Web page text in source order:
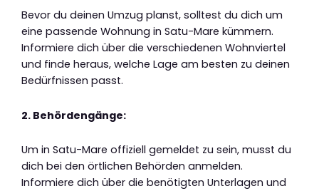
Bevor du deinen Umzug planst, solltest du dich um
eine passende Wohnung in Satu-Mare kümmern.
Informiere dich über die verschiedenen Wohnviertel
und finde heraus, welche Lage am besten zu deinen
Bedürfnissen passt.
2. Behördengänge:
Um in Satu-Mare offiziell gemeldet zu sein, musst du
dich bei den örtlichen Behörden anmelden.
Informiere dich über die benötigten Unterlagen und